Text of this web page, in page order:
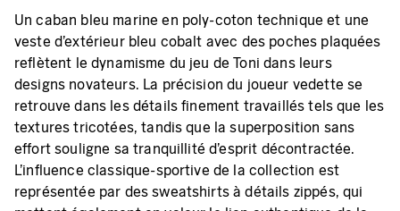
Un caban bleu marine en poly-coton technique et une
veste d'extérieur bleu cobalt avec des poches plaquées
reflètent le dynamisme du jeu de Toni dans leurs
designs novateurs. La précision du joueur vedette se
retrouve dans les détails finement travaillés tels que les
textures tricotées, tandis que la superposition sans
effort souligne sa tranquillité d'esprit décontractée.
L'influence classique-sportive de la collection est
représentée par des sweatshirts à détails zippés, qui